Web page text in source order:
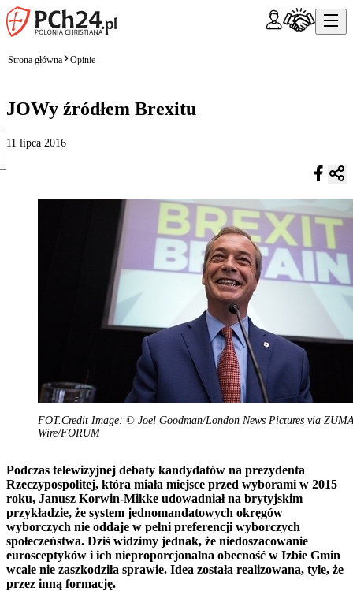
Strona główna Opinie
JOWy źródłem Brexitu
11 lipca 2016
FOT.Credit Image: © Joel Goodman/London News Pictures via
Wire/FORUM
Podczas telewizyjnej debaty kandydatów na prezydenta
Rzeczypospolitej, która miała miejsce przed wyborami w 2015
roku, Janusz Korwin-Mikke udowadniał na brytyjskim
przykładzie, że system jednomandatowych okręgów
wyborczych nie oddaje w pełni preferencji wyborczych
społeczeństwa. Dziś widzimy jednak, że niedoszacowanie
eurosceptyków i ich nieproporcjonalna obecność w Izbie Gmin
wcale nie zaszkodziła sprawie. Idea została realizowana, tyle, że
przez inną formację.